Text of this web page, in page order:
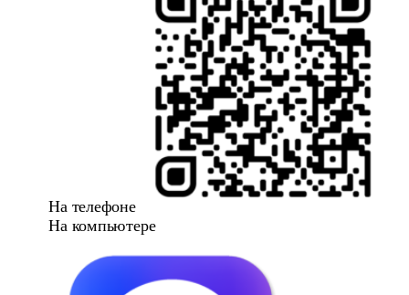
На телефоне
На компьютере